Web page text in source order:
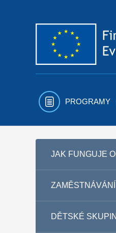
PROGRAMY
JAK FUNGUJE
ZAMĚSTNÁVÁNÍ
DĚTSKÉ